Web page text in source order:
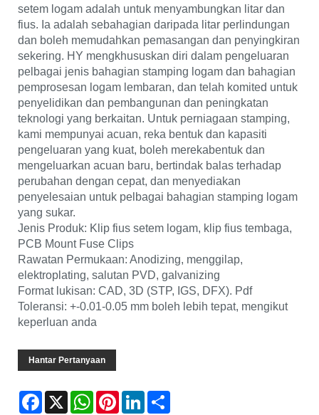
setem logam adalah untuk menyambungkan litar dan
fius. Ia adalah sebahagian daripada litar perlindungan
dan boleh memudahkan pemasangan dan penyingkiran
sekering. HY mengkhususkan diri dalam pengeluaran
pelbagai jenis bahagian stamping logam dan bahagian
pemprosesan logam lembaran, dan telah komited untuk
penyelidikan dan pembangunan dan peningkatan
teknologi yang berkaitan. Untuk perniagaan stamping,
kami mempunyai acuan, reka bentuk dan kapasiti
pengeluaran yang kuat, boleh merekabentuk dan
mengeluarkan acuan baru, bertindak balas terhadap
perubahan dengan cepat, dan menyediakan
penyelesaian untuk pelbagai bahagian stamping logam
yang sukar.
Jenis Produk: Klip fius setem logam, klip fius tembaga,
PCB Mount Fuse Clips
Rawatan Permukaan: Anodizing, menggilap,
elektroplating, salutan PVD, galvanizing
Format lukisan: CAD, 3D (STP, IGS, DFX). Pdf
Toleransi: +-0.01-0.05 mm boleh lebih tepat, mengikut
keperluan anda
Hantar Pertanyaan
Facebook
X WhatsAppPinterestLinkedIn